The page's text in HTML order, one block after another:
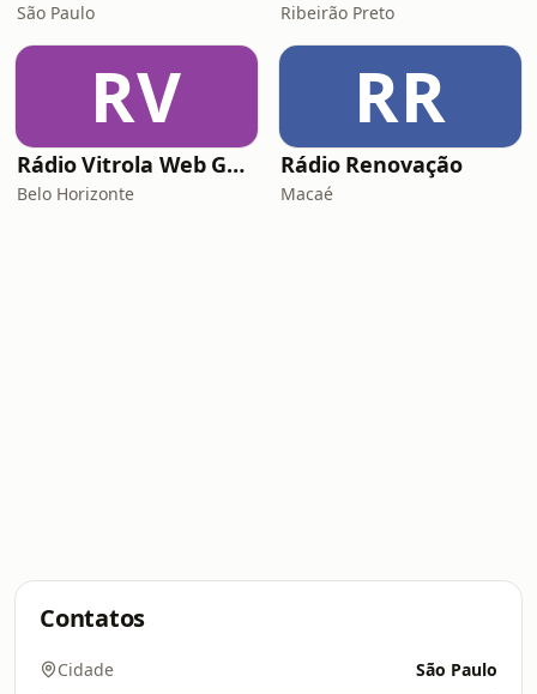
São Paulo Ribeirão Preto
RV
Rádio Vitrola Web Gospel
Belo Horizonte
RR
Rádio Renovação
Macaé
Contatos
Cidade São Paulo